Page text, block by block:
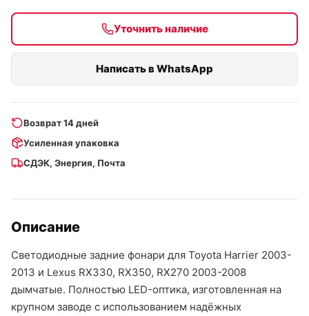
Уточнить наличие
Написать в WhatsApp
Возврат 14 дней
Усиленная упаковка
СДЭК, Энергия, Почта
Описание
Светодиодные задние фонари для Toyota Harrier 2003-
2013 и Lexus RX330, RX350, RX270 2003-2008
дымчатые. Полностью LED-оптика, изготовленная на
крупном заводе с использованием надёжных